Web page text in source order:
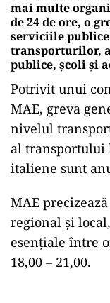
mai multe
de 24 de ore, o
serviciile
transporturilor,
publice, şcoli şi
Potrivit unui
MAE, greva
nivelul
al transportului
italiene sunt
MAE
regional şi
esenţiale între
18,00 – 21,00.